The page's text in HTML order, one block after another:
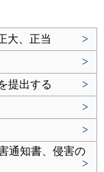
大、正当
>
>
提出する
>
>
>
通知書、侵害の
>